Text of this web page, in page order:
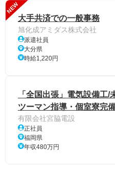
NEW
大手共済での一般事務
旭化成アミダス株式会社
派遣社員
大分県
時給1,220円
「全国出張」電気設備工
ツーマン指導・個室寮完
有限会社宮脇電設
正社員
福岡県
年収480万円